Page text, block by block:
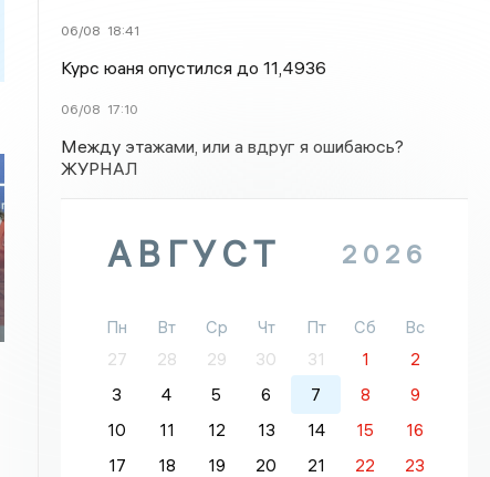
06/08 18:41
Курс юаня опустился до 11,4936
06/08 17:10
Между этажами, или а вдруг я ошибаюсь?
ЖУРНАЛ
АВГУСТ 2026
Пн Вт Ср Чт Пт Сб
Вс
27
28 29 30 31 1
2
3
4 5 6 7 8
9
10
11 12 13 14 15
16
17
18 19 20 21 22
23